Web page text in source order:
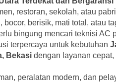
restoran, sekolah, atau
berisik, mati total, atau
bingung mencari teknisi AC
terpercaya untuk kebutuhan
Bekasi dengan layanan cepat,
peralatan modern, dan